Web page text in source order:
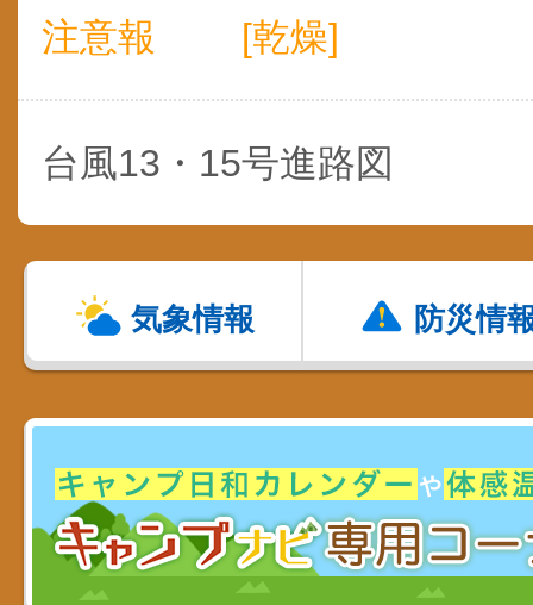
注意報 [乾燥]
台風13・15号進路図
気象情報 防災情